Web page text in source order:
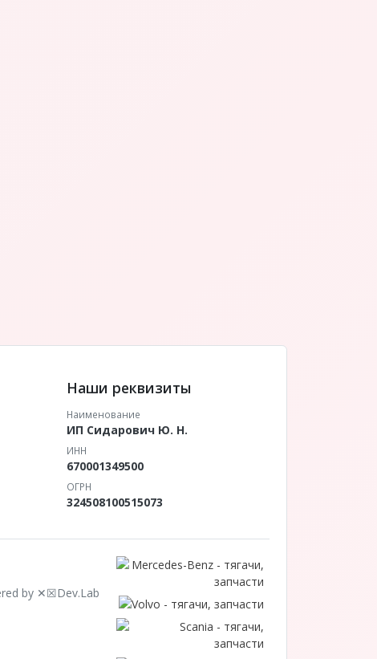
Наши реквизиты
Наименование
ИП Сидарович Ю. Н.
ИНН
670001349500
ОГРН
324508100515073
by ✕☒Dev.Lab